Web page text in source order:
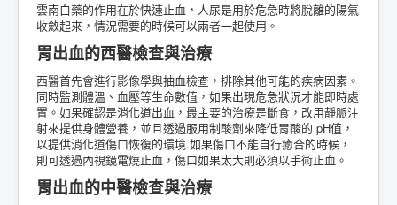
雲南白藥的作用在於快速止血，人尿是用於危急時將脫離的陽氣
收斂起來，情況需要的時候可以兩者一起使用。
胃出血的西醫檢查與治療
西醫首先會進行影像學與抽血檢查，排除其他可能的疾病因素。
同時監測體溫、血壓等生命數值，如果出現危急狀況才能即時處
置。如果確認是消化道出血，最主要的治療是斷食，改用靜脈注
射來提供身體營養，並且透過服用制酸劑來降低胃酸的 pH值，
以提供消化道傷口恢復的環境.如果傷口不能自行癒合的時候，
則可透過內視鏡電燒止血，傷口如果太大則必須以手術止血。
胃出血的中醫檢查與治療